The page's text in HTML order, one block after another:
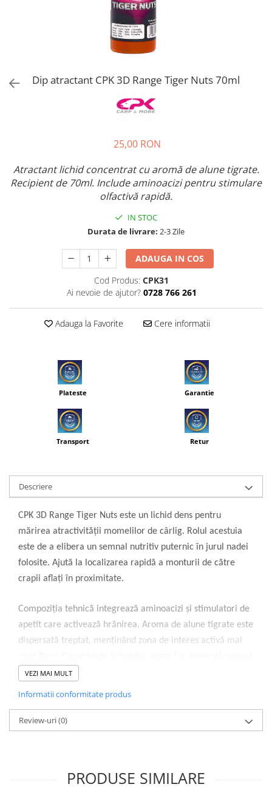
Dip atractant CPK 3D Range Tiger Nuts 70ml
25,00 RON
Atractant lichid concentrat cu aromă de alune tigrate.
Recipient de 70ml. Include aminoacizi pentru stimulare
olfactivă rapidă.
IN STOC
Durata de livrare: 2-3 Zile
ADAUGA IN COS
Cod Produs: CPK31
Ai nevoie de ajutor? 0728 766 261
Adauga la Favorite Cere informatii
Plateste Garantie
Transport Retur
Descriere
CPK 3D Range Tiger Nuts este un lichid dens pentru
mărirea atractivității momelilor de cârlig. Rolul acestuia
este de a elibera un semnal nutritiv puternic în jurul nadei
folosite. Ajută la localizarea rapidă a monturii de către
crapii aflați în proximitate.
Compoziția tehnică integrează aminoacizi și stimulatori de
apetit care activează hrănirea. Aroma de alune tigrate este
dispersată treptat, menținând zona de interes activă mai
pe boilies, pelete sau porumb.
lichid pentru o perioadă scurtă. Se recomandă folosirea
acestuia în orice sezon, inclusiv în ape cu temperaturi
Specificații tehnice:
VEZI MAI MULT
Informatii conformitate produs
Review-uri(0)
PRODUSE SIMILARE